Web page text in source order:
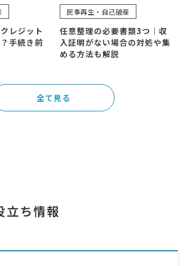
レジット
手続き前
民事再生・自己破産
任意整理の必要書類3つ｜収
入証明がない場合の対処や集
める方法も解説
全て見る
立ち情報